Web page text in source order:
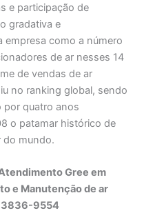
e participação de
gradativa e
empresa como a número
de ar nesses 14
de vendas de ar
no ranking global, sendo
por quatro anos
o patamar histórico de
do mundo.
Gree em
e Manutenção de ar
3836-9554